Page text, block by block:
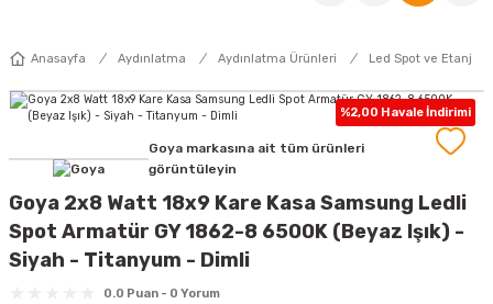
Anasayfa Aydınlatma Aydınlatma Ürünleri Led Spot ve Etanj
%2,00 Havale İndirimi
Goya markasına ait tüm ürünleri
görüntüleyin
Goya 2x8 Watt 18x9 Kare Kasa Samsung Ledli
Spot Armatür GY 1862-8 6500K (Beyaz Işık) -
Siyah - Titanyum - Dimli
0.0 Puan - 0 Yorum